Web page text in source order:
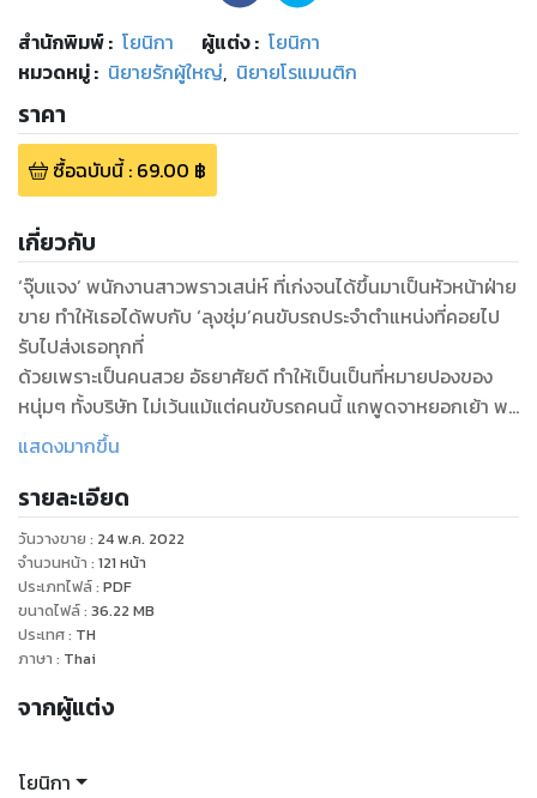
สำนักพิมพ์: โยนิกา ผู้แต่ง : โยนิกา
หมวดหมู่: นิยายรักผู้ใหญ่, นิยายโรแมนติก
ราคา
ซื้อฉบับนี้: 69.00 ฿
เกี่ยวกับ
‘จุ๊บแจง’ พนักงานสาวพราวเสน่ห์ ที่เก่งจนได้ขึ้นมาเป็นหัวหน้าฝ่าย
ขาย ทำให้เธอได้พบกับ ‘ลุงชุ่ม’คนขับรถประจำตำแหน่งที่คอยไป
รับไปส่งเธอทุกที่
ด้วยเพราะเป็นคนสวย อัธยาศัยดี ทำให้เป็นเป็นที่หมายปองของ
หนุ่มๆ ทั้งบริษัท ไม่เว้นแม้แต่คนขับรถคนนี้ แกพูดจาหยอกเย้า พา
วนเข้าเรื่องลามกทุกวัน อีกทั้งยังอวดอ้าง ความอึด ความทน ความ
นั้นเธอก็ติดใจลีลาของแกจนหัวปักหัวปำ ลุงชุ่มละลีลาเด็ดแค่ไหน
แสดงมากขึ้น
รายละเอียด
วันวางขาย : 24 พ.ค. 2022
จำนวนหน้า : 121 หน้า
ประเภทไฟล์: PDF
ขนาดไฟล์: 36.22 MB
ประเทศ: TH
ภาษา : Thai
จากผู้แต่ง
โยนิกา